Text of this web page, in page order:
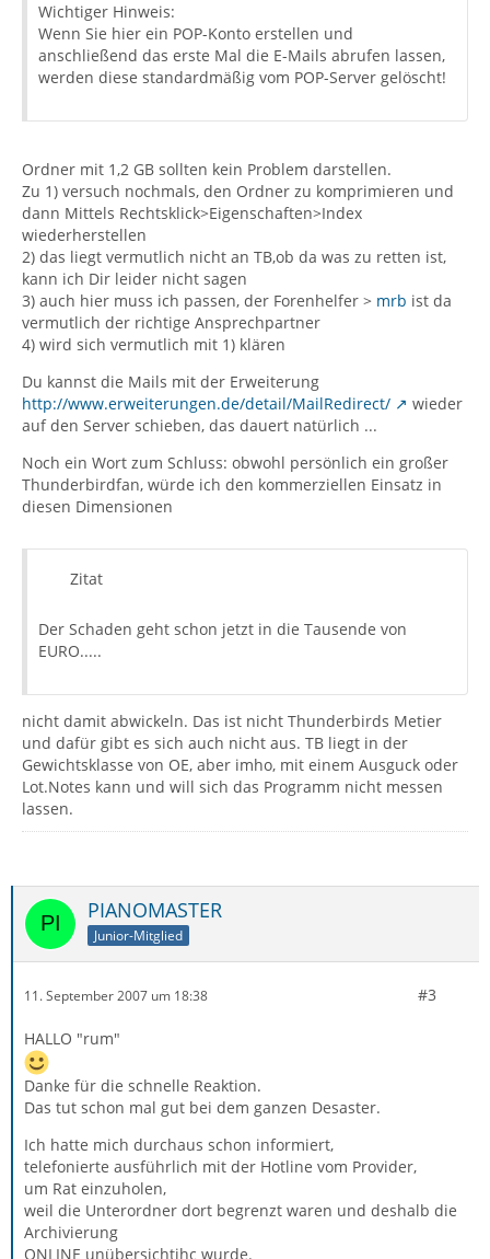
Wichtiger Hinweis:
Wenn Sie hier ein POP-Konto erstellen und
anschließend das erste Mal die E-Mails abrufen lassen,
werden diese standardmäßig vom POP-Server gelöscht!
Ordner mit 1,2 GB sollten kein Problem darstellen.
Zu 1) versuch nochmals, den Ordner zu komprimieren und
dann Mittels Rechtsklick>Eigenschaften>Index
wiederherstellen
2) das liegt vermutlich nicht an TB,ob da was zu retten ist,
kann ich Dir leider nicht sagen
3) auch hier muss ich passen, der Forenhelfer > mrb ist da
vermutlich der richtige Ansprechpartner
4) wird sich vermutlich mit 1) klären
Du kannst die Mails mit der Erweiterung
http://www.erweiterungen.de/detail/MailRedirect/
wieder
auf den Server schieben, das dauert natürlich ...
Noch ein Wort zum Schluss: obwohl persönlich ein großer
Thunderbirdfan, würde ich den kommerziellen Einsatz in
diesen Dimensionen
Zitat
Der Schaden geht schon jetzt in die Tausende von
EURO.....
nicht damit abwickeln. Das ist nicht Thunderbirds Metier
und dafür gibt es sich auch nicht aus. TB liegt in der
Gewichtsklasse von OE, aber imho, mit einem Ausguck oder
Lot.Notes kann und will sich das Programm nicht messen
lassen.
PIANOMASTER
Junior-Mitglied
11. September 2007 um 18:38 #3
HALLO "rum"
Danke für die schnelle Reaktion.
Das tut schon mal gut bei dem ganzen Desaster.
Ich hatte mich durchaus schon informiert,
telefonierte ausführlich mit der Hotline vom Provider,
um Rat einzuholen,
weil die Unterordner dort begrenzt waren und deshalb die
Archivierung
ONLINE unübersichtihc wurde.